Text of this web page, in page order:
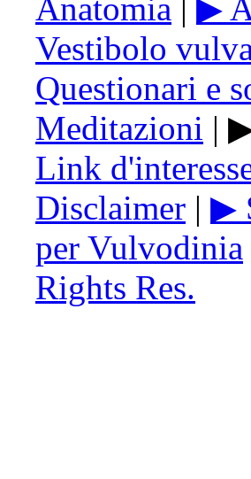
Anatomia | ▶
Vestibolo
Questionari e
Meditazioni |
Link
Disclaimer | ▶
per Vulvodinia
Rights Res.